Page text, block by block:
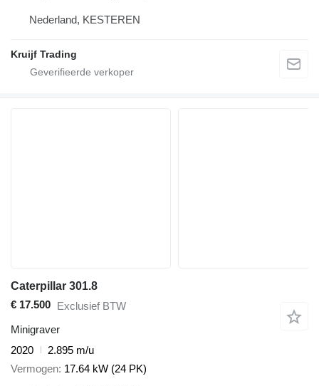
Nederland, KESTEREN
Kruijf Trading
Caterpillar 301.8
€ 17.500 Exclusief BTW
Minigraver
2020
2.895 m/u
Vermogen 17.64 kW (24 PK)